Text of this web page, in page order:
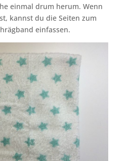
einmal drum herum. Wenn
kannst du die Seiten zum
einfassen.